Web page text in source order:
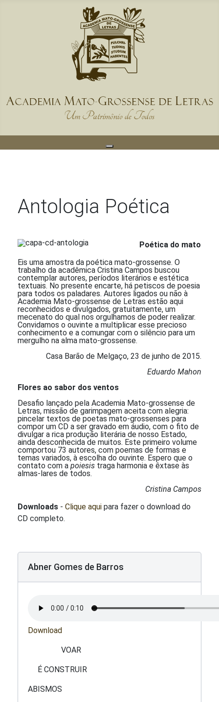
Antologia Poética
Poética do mato
Eis uma amostra da poética mato-grossense. O
trabalho da acadêmica Cristina Campos buscou
contemplar autores, períodos literários e estética
textuais. No presente encarte, há petiscos de poesia
para todos os paladares. Autores ligados ou não à
Academia Mato-grossense de Letras estão aqui
reconhecidos e divulgados, gratuitamente, um
mecenato do qual nos orgulhamos de poder realizar.
Convidamos o ouvinte a multiplicar esse precioso
conhecimento e a comungar com o silêncio para um
mergulho na alma mato-grossense.
Casa Barão de Melgaço, 23 de junho de 2015.
Eduardo Mahon
Flores ao sabor dos ventos
Desafio lançado pela Academia Mato-grossense de
Letras, missão de garimpagem aceita com alegria:
pincelar textos de poetas mato-grossenses para
compor um CD a ser gravado em áudio, com o fito de
divulgar a rica produção literária de nosso Estado,
ainda desconhecida de muitos. Este primeiro volume
comportou 73 autores, com poemas de formas e
temas variados, à escolha do ouvinte. Espero que o
contato com a poiesis traga harmonia e êxtase às
almas-lares de todos.
Cristina Campos
Downloads - Clique aqui para fazer o download do
CD completo.
Abner Gomes de Barros
Download
VOAR
É CONSTRUIR
ABISMOS